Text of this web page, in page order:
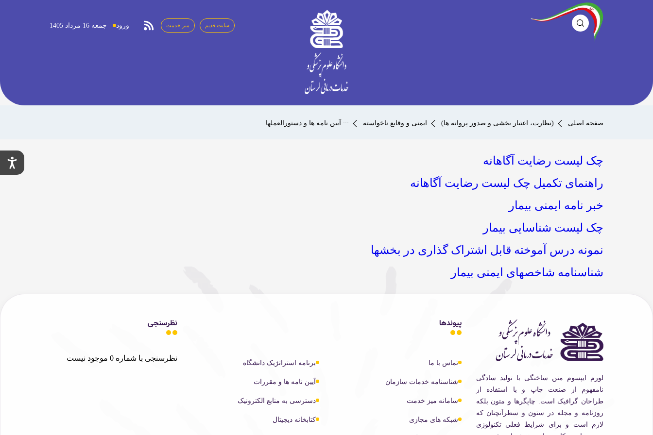
جمعه 16 مرداد 1405 ورود میز خدمت سایت قدیم
صفحه اصلی (نظارت، اعتبار بخشی و صدور پروانه ها) ایمنی و وقایع ناخواسته ::: آیین نامه ها و دستورالعملها
چک لیست رضایت آگاهانه
راهنمای تکمیل چک لیست رضایت آگاهانه
خبر نامه ایمنی بیمار
چک لیست شناسایی بیمار
نمونه درس آموخته قابل اشتراک گذاری در بخشها
شناسنامه شاخصهای ایمنی بیمار
لورم ایپسوم متن ساختگی با تولید سادگی
نامفهوم از صنعت چاپ و با استفاده از
طراحان گرافیک است. چاپگرها و متون بلکه
روزنامه و مجله در ستون و سطرآنچنان که
لازم است و برای شرایط فعلی تکنولوژی
پیوندها
تماس با ما برنامه استراتژیک دانشگاه
شناسنامه خدمات سازمان آیین نامه ها و مقررات
سامانه میز خدمت دسترسی به منابع الکترونیک
شبکه های مجازی کتابخانه دیجیتال
نظرسنجی
نظرسنجی با شماره 0 موجود نیست